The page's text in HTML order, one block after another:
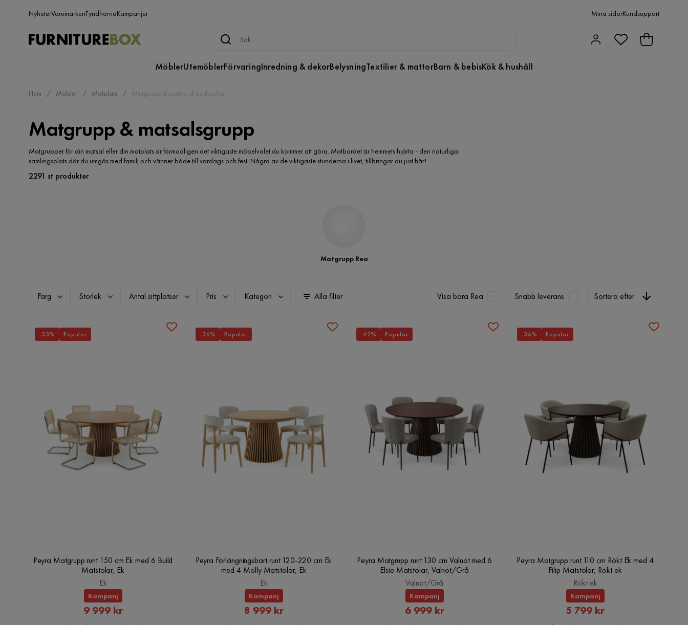
NyheterVarumärkenFyndhörnaKampanjer Mina sidorKundsupport
MöblerUtemöblerFörvaringInredning & dekorBelysningTextilier & mattorBarn & bebisKök & hushåll
Hem Möbler Matplats Matgrupp & matbord med stolar
Matgrupp & matsalsgrupp
Matgrupper för din matsal eller din matplats är förmodligen det viktigaste möbelvalet du kommer att göra. Matbordet är hemmets hjärta - den naturliga
samlingsplats där du umgås med familj och vänner både till vardags och fest. Några av de viktigaste stunderna i livet, tillbringar du just här!
2291 st produkter
Matgrupp Rea
Färg Storlek Antal sittplatser Pris Kategori Alla filter Visa bara Rea Snabb leverans Sortera efter
Peyra Matgrupp runt 150 cm Ek med 6 Build
Matstolar, Ek
Ek
Kampanj
Rabatterat
9 999 kr
-33% Populär
Peyra Förlängningsbart runt 120-220 cm Ek
med 4 Molly Matstolar, Ek
Ek
Kampanj
Rabatterat
8 999 kr
-36% Populär
Peyra Matgrupp runt 130 cm Valnöt med 6
Elsie Matstolar, Valnöt/Grå
Valnöt/Grå
Kampanj
Rabatterat
6 999 kr
-42% Populär
Peyra Matgrupp runt 110 cm Rökt Ek med 4
Filip Matstolar, Rökt ek
Rökt ek
Kampanj
Rabatterat
5 799 kr
-36% Populär